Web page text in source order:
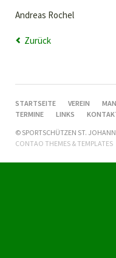
Andreas Rochel
Zurück
NAVIGATION
ÜBERSPRINGEN
STARTSEITE VEREIN
TERMINE
LINKS
© SPORTSCHÜTZEN ST.
CONTAO THEMES & TEMPLATES